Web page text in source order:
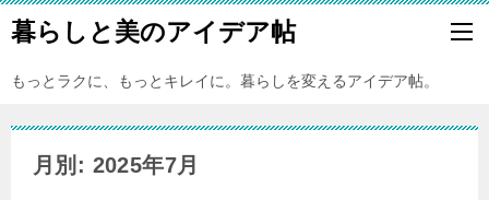
暮らしと美のアイデア帖
もっとラクに、もっとキレイに。暮らしを変えるアイデア帖。
月別: 2025年7月